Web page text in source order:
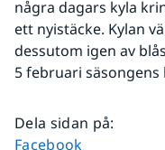
några dagars kyla
ett nyistäcke. Kylan
dessutom igen av
5 februari
Dela sidan på:
Dela sidan på
Facebook